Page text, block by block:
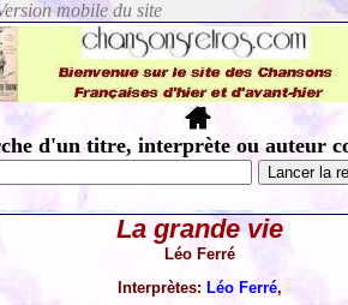
d'un titre, interprète ou auteur
La grande vie
Léo Ferré
Interprètes: Léo Ferré,